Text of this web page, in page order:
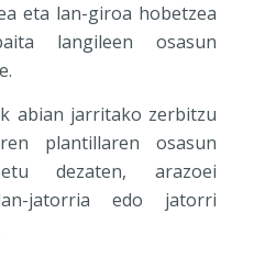
eta lan-giroa hobetzea
langileen osasun
abian jarritako zerbitzu
plantillaren osasun
dezaten, arazoei
jatorria edo jatorri